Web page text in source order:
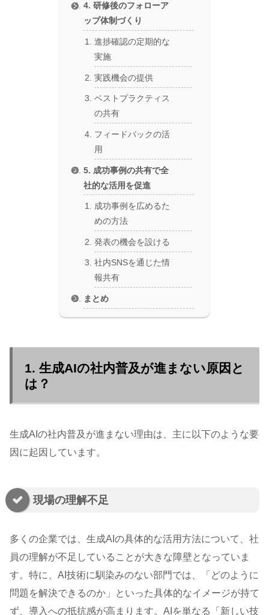
4. 研修後のフォローア
ップ体制づくり
進捗確認の定期的な
実施
実践機会の提供
ベストプラクティス
の共有
フィードバックの活
用
5. 成功事例の共有で全
社的な活用を促進
成功事例を広めるた
めの方法
発表の機会を設ける
社内SNSを通じた情
報共有
まとめ
1. 生成AIの社内普及が進まない原因と
は？
生成AIの社内普及が進まない理由は、主に以下のような要
因に起因しています。
現場の理解不足
多くの企業では、生成AIの具体的な活用方法について、社
員の理解が不足していることが大きな障壁となっていま
す。特に、AI技術に馴染みのない部門では、「どのように
問題を解決できるのか」といった具体的なイメージが持て
ず、導入への抵抗感が高まります。AIを単なる「新しい技